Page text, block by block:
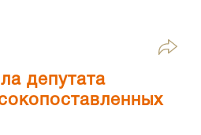
депутата